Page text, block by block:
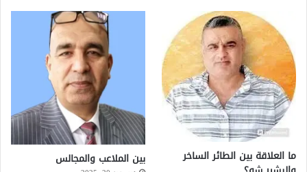
ما العلاقة بين الطائر الساخر بين الملاعب والمجالس